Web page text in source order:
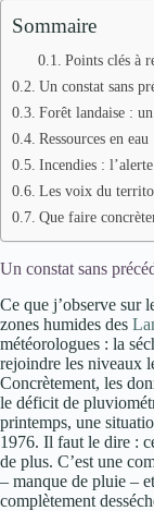
Sommaire
Points clés à
Un constat sans
Forêt landaise :
Ressources en
Incendies :
Les voix du
Que faire
Un constat sans
Ce que j’observe sur
zones humides des
météorologues : la
rejoindre les niveaux
Concrètement, les
le déficit de
printemps, une
1976. Il faut le dire :
de plus. C’est une
– manque de pluie –
complètement